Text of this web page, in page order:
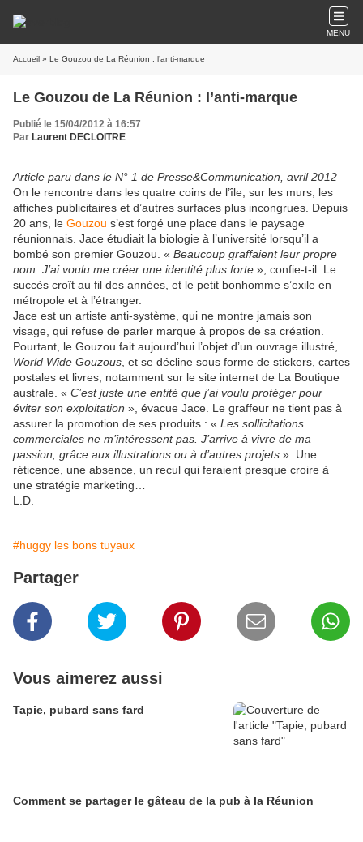
MENU
Accueil » Le Gouzou de La Réunion : l’anti-marque
Le Gouzou de La Réunion : l’anti-marque
Publié le 15/04/2012 à 16:57
Par Laurent DECLOITRE
Article paru dans le N° 1 de Presse&Communication, avril 2012
On le rencontre dans les quatre coins de l’île, sur les murs, les
affiches publicitaires et d’autres surfaces plus incongrues. Depuis
20 ans, le Gouzou s’est forgé une place dans le paysage
réunionnais. Jace étudiait la biologie à l’université lorsqu’il a
bombé son premier Gouzou. « Beaucoup graffaient leur propre
nom. J’ai voulu me créer une identité plus forte », confie-t-il. Le
succès croît au fil des années, et le petit bonhomme s’exile en
métropole et à l’étranger.
Jace est un artiste anti-système, qui ne montre jamais son
visage, qui refuse de parler marque à propos de sa création.
Pourtant, le Gouzou fait aujourd’hui l’objet d’un ouvrage illustré,
World Wide Gouzous , et se décline sous forme de stickers, cartes
postales et livres, notamment sur le site internet de La Boutique
australe. « C’est juste une entité que j’ai voulu protéger pour
éviter son exploitation », évacue Jace. Le graffeur ne tient pas à
assurer la promotion de ses produits : « Les sollicitations
commerciales ne m’intéressent pas. J’arrive à vivre de ma
passion, grâce aux illustrations ou à d’autres projets ». Une
réticence, une absence, un recul qui feraient presque croire à
une stratégie marketing…
L.D.
#huggy les bons tuyaux
Partager
Vous aimerez aussi
Tapie, pubard sans fard
Comment se partager le gâteau de la pub à la Réunion